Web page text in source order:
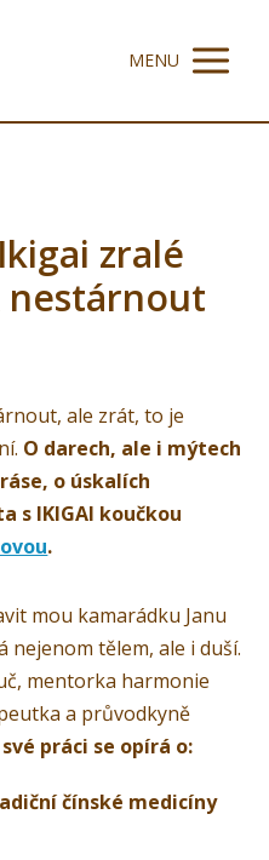
MENU
zralé
nestárnout
ale zrát, to je
O darech, ale i mýtech
o úskalích
s IKIGAI koučkou
.
mou kamarádku Janu
nejenom tělem, ale i duší.
mentorka harmonie
a průvodkyně
své práci se opírá o:
čínské medicíny